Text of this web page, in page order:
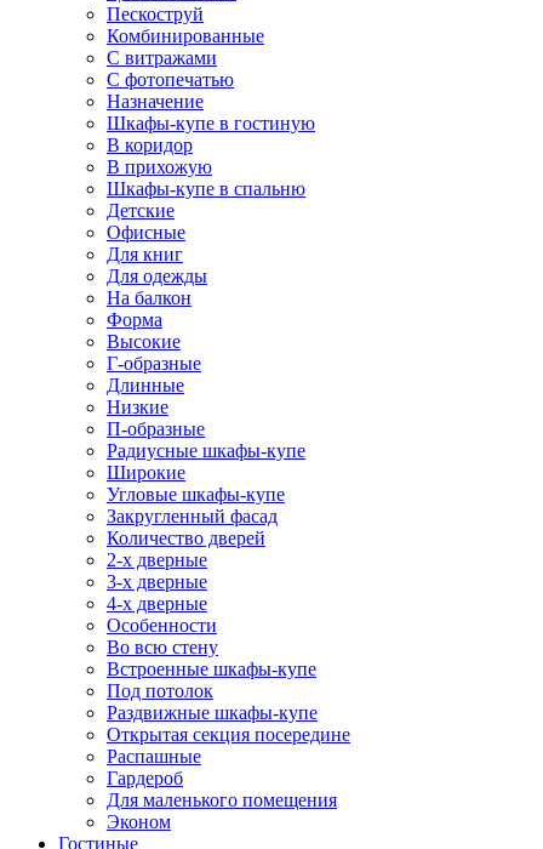
Пескоструй
Комбинированные
С витражами
С фотопечатью
Назначение
Шкафы-купе в гостиную
В коридор
В прихожую
Шкафы-купе в спальню
Детские
Офисные
Для книг
Для одежды
На балкон
Форма
Высокие
Г-образные
Длинные
Низкие
П-образные
Радиусные шкафы-купе
Широкие
Угловые шкафы-купе
Закругленный фасад
Количество дверей
2-х дверные
3-х дверные
4-х дверные
Особенности
Во всю стену
Встроенные шкафы-купе
Под потолок
Раздвижные шкафы-купе
Открытая секция посередине
Распашные
Гардероб
Для маленького помещения
Эконом
Гостиные